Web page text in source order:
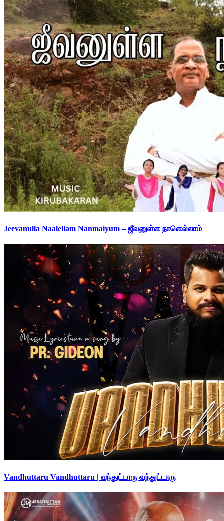
Jeevanulla Naalellam Nanmaiyum – ஜீவனுள்ள நாளெல்லாம்
Vandhuttaru Vandhuttaru | வந்துட்டாரு வந்துட்டாரு